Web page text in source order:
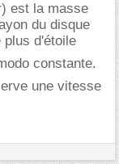
est la masse
du disque
plus d'étoile
constante.
une vitesse